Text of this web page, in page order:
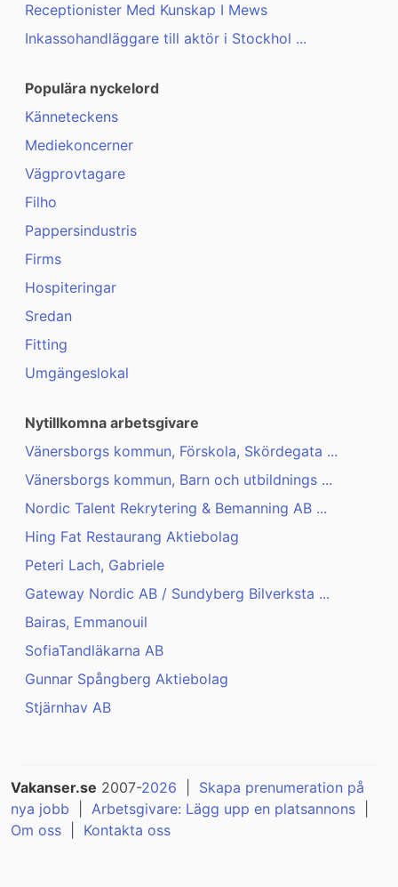
Receptionister Med Kunskap I Mews
Inkassohandläggare till aktör i Stockhol ...
Populära nyckelord
Känneteckens
Mediekoncerner
Vägprovtagare
Filho
Pappersindustris
Firms
Hospiteringar
Sredan
Fitting
Umgängeslokal
Nytillkomna arbetsgivare
Vänersborgs kommun, Förskola, Skördegata ...
Vänersborgs kommun, Barn och utbildnings ...
Nordic Talent Rekrytering & Bemanning AB ...
Hing Fat Restaurang Aktiebolag
Peteri Lach, Gabriele
Gateway Nordic AB / Sundyberg Bilverksta ...
Bairas, Emmanouil
SofiaTandläkarna AB
Gunnar Spångberg Aktiebolag
Stjärnhav AB
Vakanser.se 2007-2026
Skapa prenumeration på
nya jobb
Arbetsgivare: Lägg upp en platsannons
Om oss
Kontakta oss